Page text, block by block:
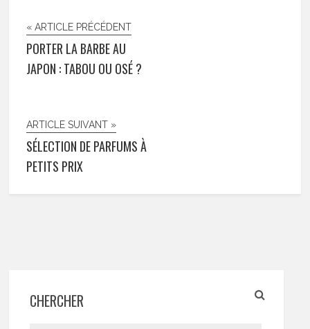
« ARTICLE PRÉCÉDENT
PORTER LA BARBE AU
JAPON : TABOU OU OSÉ ?
ARTICLE SUIVANT »
SÉLECTION DE PARFUMS À
PETITS PRIX
CHERCHER